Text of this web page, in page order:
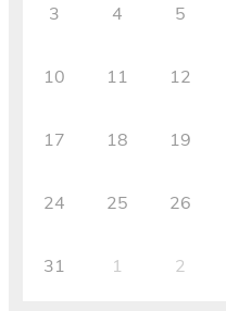
3 4 5
10 11 12
17 18 19
24 25 26
31 1 2